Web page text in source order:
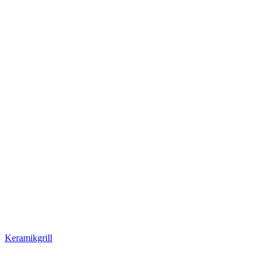
Keramikgrill